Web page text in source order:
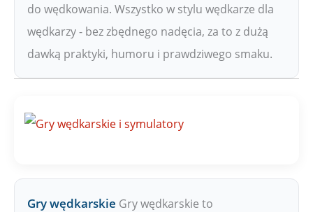
do wędkowania. Wszystko w stylu wędkarze dla
wędkarzy - bez zbędnego nadęcia, za to z dużą
dawką praktyki, humoru i prawdziwego smaku.
Gry wędkarskie Gry wędkarskie to